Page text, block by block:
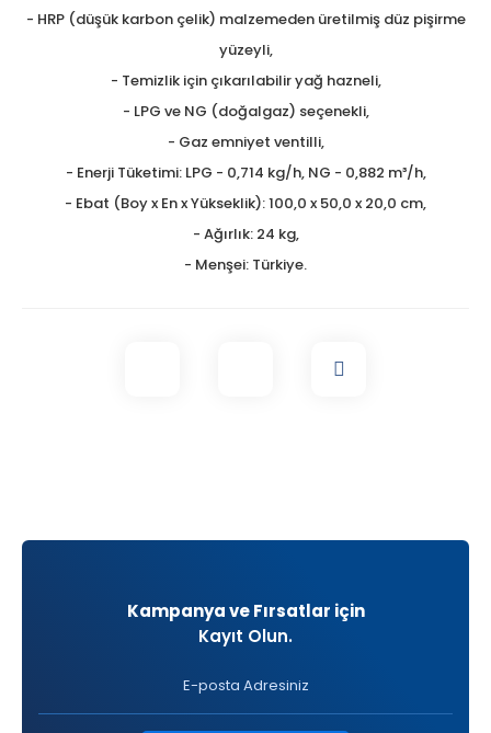
- HRP (düşük karbon çelik) malzemeden üretilmiş düz pişirme
yüzeyli,
- Temizlik için çıkarılabilir yağ hazneli,
- LPG ve NG (doğalgaz) seçenekli,
- Gaz emniyet ventilli,
- Enerji Tüketimi: LPG - 0,714 kg/h, NG - 0,882 m³/h,
- Ebat (Boy x En x Yükseklik): 100,0 x 50,0 x 20,0 cm,
- Ağırlık: 24 kg,
- Menşei: Türkiye.
Kampanya ve Fırsatlar için
Kayıt Olun.